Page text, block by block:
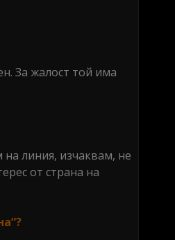
За жалост той има
линия, изчаквам, не
от страна на